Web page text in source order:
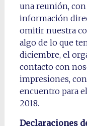
una reunión,
información
omitir nuestra
algo de lo que
diciembre, el
contacto con
impresiones,
encuentro para
2018.
Declaraciones